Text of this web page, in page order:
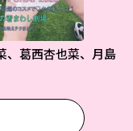
、葛西杏也菜、月島